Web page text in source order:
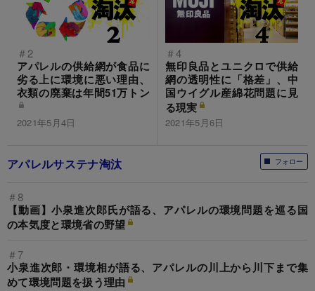
＃2
アパレルの供給網が食品に
劣る上に環境に悪い理由、
衣類の廃棄は年間51万トン
2021年5月4日
＃4
無印良品とユニクロで供給
網の透明性に「格差」、中
国ウイグル産綿花問題に見
る現実
2021年5月6日
フォロー
アパレルサステナ淘汰
＃8
【動画】小泉進次郎氏が語る、アパレルの環境問題を巡る国
の本気度と環境省の野望
＃7
小泉進次郎・環境相が語る、アパレルの川上から川下まで集
めて環境問題を扱う理由